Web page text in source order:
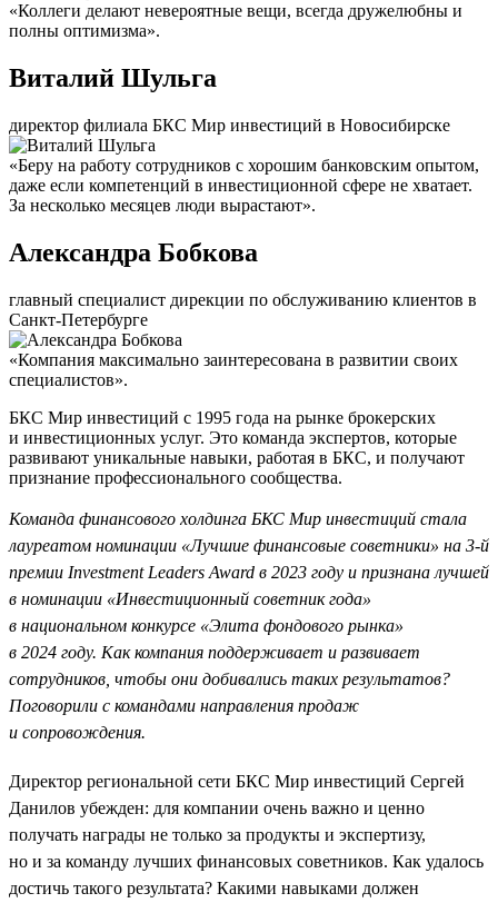
«Коллеги делают невероятные вещи, всегда дружелюбны и
полны оптимизма».
Виталий Шульга
директор филиала БКС Мир инвестиций в Новосибирске
«Беру на работу сотрудников с хорошим банковским опытом,
даже если компетенций в инвестиционной сфере не хватает.
За несколько месяцев люди вырастают».
Александра Бобкова
главный специалист дирекции по обслуживанию клиентов в
Санкт-Петербурге
«Компания максимально заинтересована в развитии своих
специалистов».
БКС Мир инвестиций с 1995 года на рынке брокерских
и инвестиционных услуг. Это команда экспертов, которые
развивают уникальные навыки, работая в БКС, и получают
признание профессионального сообщества.
Команда финансового холдинга БКС Мир инвестиций стала
лауреатом номинации «Лучшие финансовые советники» на 3-й
премии Investment Leaders Award в 2023 году и признана лучшей
в номинации «Инвестиционный советник года»
в национальном конкурсе «Элита фондового рынка»
в 2024 году. Как компания поддерживает и развивает
сотрудников, чтобы они добивались таких результатов?
Поговорили с командами направления продаж
и сопровождения.
Директор региональной сети БКС Мир инвестиций Сергей
Данилов убежден: для компании очень важно и ценно
получать награды не только за продукты и экспертизу,
но и за команду лучших финансовых советников. Как удалось
достичь такого результата? Какими навыками должен